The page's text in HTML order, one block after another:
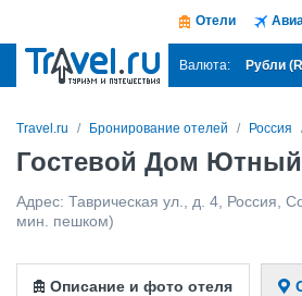
Отели
Валюта: Рубли
Travel.ru Бронирование отелей Россия
Гостевой Дом
Адрес: Таврическая ул., д. 4 Россия
мин. пешком)
Описание и фото отеля